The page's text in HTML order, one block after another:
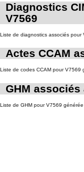
Diagnostics
V7569
Liste de diagnostics associés
Actes CCAM
Liste de codes CCAM pour V7569
GHM associés
Liste de GHM pour V7569